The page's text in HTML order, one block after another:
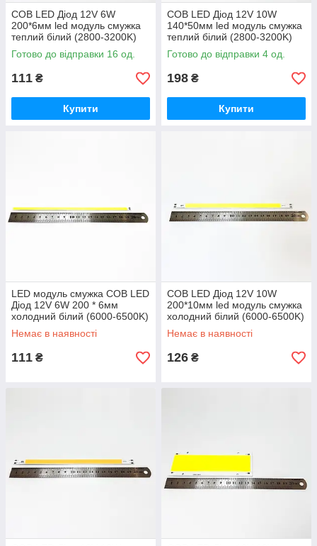
COB LED Діод 12V 6W
200*6мм led модуль смужка
теплий білий (2800-3200K)
Готово до відправки 16 од.
111 ₴
Купити
COB LED Діод 12V 10W
140*50мм led модуль смужка
теплий білий (2800-3200K)
Готово до відправки 4 од.
198 ₴
Купити
LED модуль смужка COB LED
Діод 12V 6W 200 * 6мм
холодний білий (6000-6500K)
Немає в наявності
111 ₴
COB LED Діод 12V 10W
200*10мм led модуль смужка
холодний білий (6000-6500K)
Немає в наявності
126 ₴